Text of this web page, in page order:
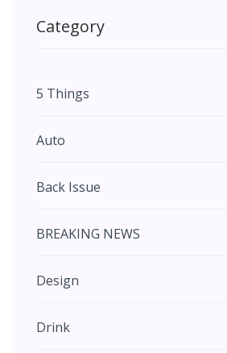
Category
5 Things
Auto
Back Issue
BREAKING NEWS
Design
Drink